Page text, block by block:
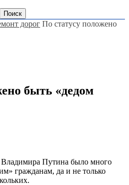
дорог По статусу положено
быть «дедом
Владимира Путина было много
гражданам, да и не только